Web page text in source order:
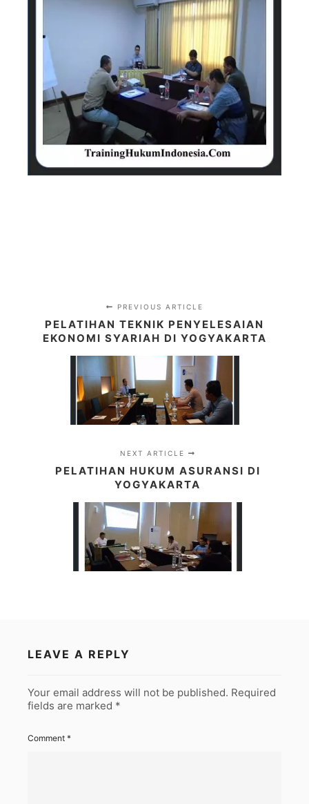
PREVIOUS ARTICLE
PELATIHAN TEKNIK PENYELESAIAN
EKONOMI SYARIAH DI YOGYAKARTA
NEXT ARTICLE
PELATIHAN HUKUM ASURANSI DI
YOGYAKARTA
LEAVE A REPLY
Your email address will not be published. Required
fields are marked *
Comment *